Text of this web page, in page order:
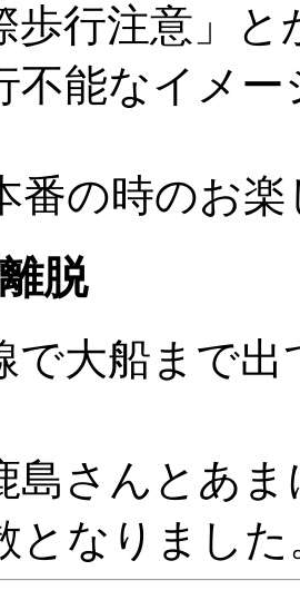
歩行注意」
不能なイメ
番の時のお
脱
で大船まで
島さんとあ
となりました